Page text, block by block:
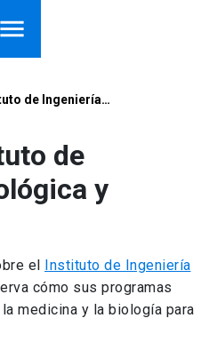
de Ingeniería…
de
y
el Instituto de Ingeniería
cómo sus programas
medicina y la biología para